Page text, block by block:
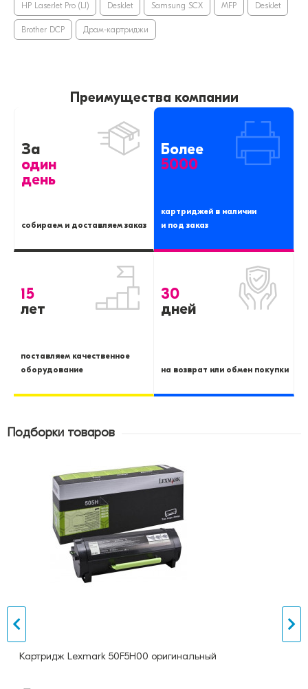
HP LaserJet Pro (LJ) DeskJet Samsung SCX MFP DeskJet
Brother DCP Драм-картриджи
Преимущества компании
За
один
день
собираем и доставляем заказ
Более
5000
картриджей в наличии
и под заказ
15
лет
поставляем качественное
оборудование
30
дней
на возврат или обмен покупки
Подборки товаров
Картридж Lexmark 50F5H00 оригинальный